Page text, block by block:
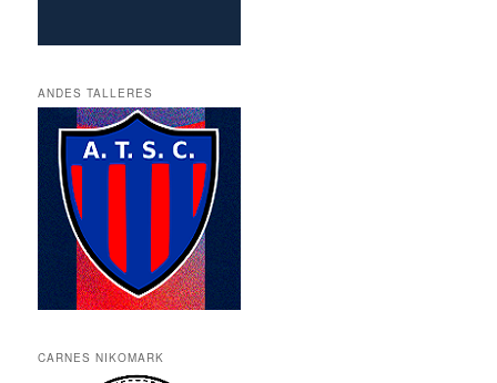
ANDES TALLERES
CARNES NIKOMARK